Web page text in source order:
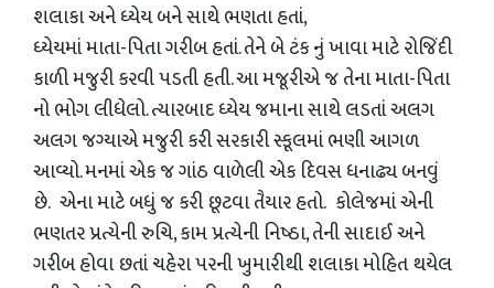
શલાકા અને ધ્યેય બને સાથે ભણતા હતાં,
ધ્યેયમાં માતા-પિતા ગરીબ હતાં. તેને બે ટંક નું ખાવા માટે રોજિંદી
કાળી મજુરી કરવી પડતી હતી. આ મજૂરીએ જ તેના માતા-પિતા
નો ભોગ લીધેલો. ત્યારબાદ ધ્યેય જમાના સાથે લડતાં અલગ
અલગ જગ્યાએ મજુરી કરી સરકારી સ્કૂલમાં ભણી આગળ
આવ્યો. મનમાં એક જ ગાંઠ વાળેલી એક દિવસ ધનાઢ્ય બનવું
છે. એના માટે બધું જ કરી છૂટવા તૈયાર હતો. કોલેજમાં એની
ભણતર પ્રત્યેની રુચિ, કામ પ્રત્યેની નિષ્ઠા, તેની સાદાઈ અને
ગરીબ હોવા છતાં ચહેરા પરની ખુમારીથી શલાકા મોહિત થયેલ